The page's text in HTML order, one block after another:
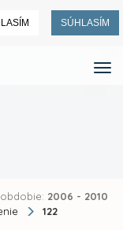
SÚHLASÍM
2006 - 2010
122